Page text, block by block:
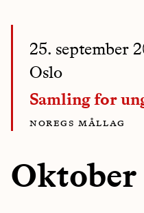
25. september
Oslo
Samling for
noregs mållag
Oktober